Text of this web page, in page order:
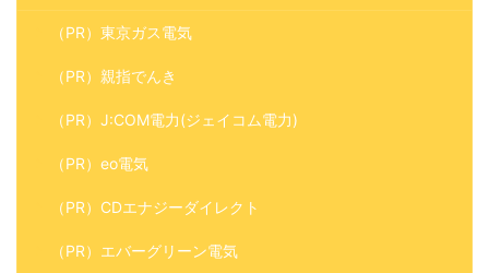
（PR）東京ガス電気
（PR）親指でんき
（PR）J:COM電力(ジェイコム電力)
（PR）eo電気
（PR）CDエナジーダイレクト
（PR）エバーグリーン電気